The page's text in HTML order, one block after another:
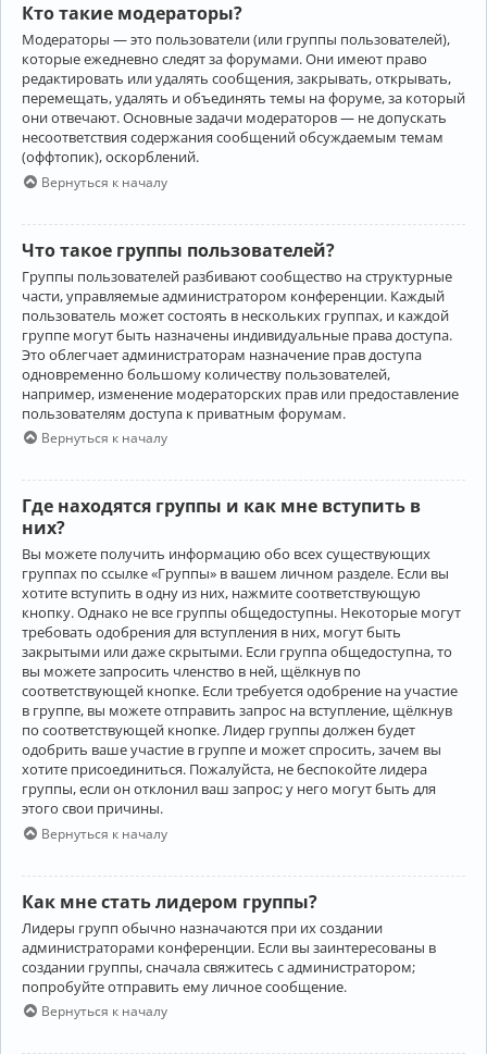
Кто такие модераторы?
Модераторы — это пользователи (или группы пользователей),
которые ежедневно следят за форумами. Они имеют право
редактировать или удалять сообщения, закрывать, открывать,
перемещать, удалять и объединять темы на форуме, за который
они отвечают. Основные задачи модераторов — не допускать
несоответствия содержания сообщений обсуждаемым темам
(оффтопик), оскорблений.
Вернуться к началу
Что такое группы пользователей?
Группы пользователей разбивают сообщество на структурные
части, управляемые администратором конференции. Каждый
пользователь может состоять в нескольких группах, и каждой
группе могут быть назначены индивидуальные права доступа.
Это облегчает администраторам назначение прав доступа
одновременно большому количеству пользователей,
например, изменение модераторских прав или предоставление
пользователям доступа к приватным форумам.
Вернуться к началу
Где находятся группы и как мне вступить в
них?
Вы можете получить информацию обо всех существующих
группах по ссылке «Группы» в вашем личном разделе. Если вы
хотите вступить в одну из них, нажмите соответствующую
кнопку. Однако не все группы общедоступны. Некоторые могут
требовать одобрения для вступления в них, могут быть
закрытыми или даже скрытыми. Если группа общедоступна, то
вы можете запросить членство в ней, щёлкнув по
соответствующей кнопке. Если требуется одобрение на участие
в группе, вы можете отправить запрос на вступление, щёлкнув
по соответствующей кнопке. Лидер группы должен будет
одобрить ваше участие в группе и может спросить, зачем вы
хотите присоединиться. Пожалуйста, не беспокойте лидера
группы, если он отклонил ваш запрос; у него могут быть для
этого свои причины.
Вернуться к началу
Как мне стать лидером группы?
Лидеры групп обычно назначаются при их создании
администраторами конференции. Если вы заинтересованы в
создании группы, сначала свяжитесь с администратором;
попробуйте отправить ему личное сообщение.
Вернуться к началу